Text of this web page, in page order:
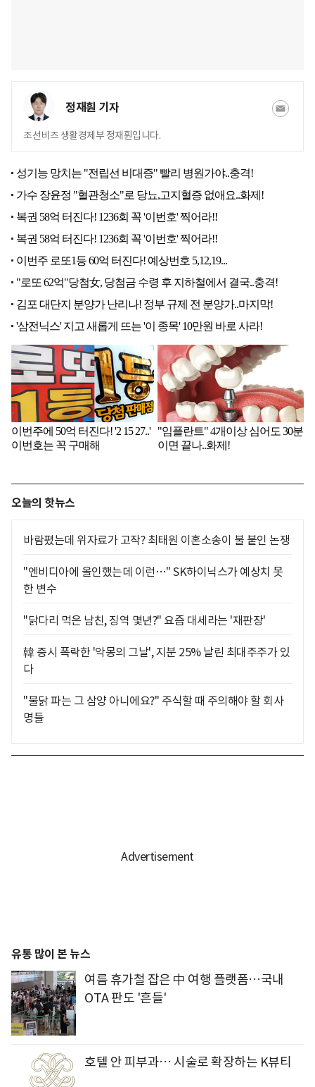
정재훤 기자
조선비즈 생활경제부 정재훤입니다.
오늘의 핫뉴스
바람폈는데 위자료가 고작? 최태원 이혼소송이 불 붙인 논쟁
"엔비디아에 올인했는데 이런…" SK하이닉스가 예상치 못
한 변수
"닭다리 먹은 남친, 징역 몇년?" 요즘 대세라는 '재판장'
韓 증시 폭락한 '악몽의 그날', 지분 25% 날린 최대주주가 있
다
"불닭 파는 그 삼양 아니에요?" 주식할 때 주의해야 할 회사
명들
유통 많이 본 뉴스
여름 휴가철 잡은 中 여행 플랫폼…국내
OTA 판도 '흔들'
호텔 안 피부과… 시술로 확장하는 K뷰티